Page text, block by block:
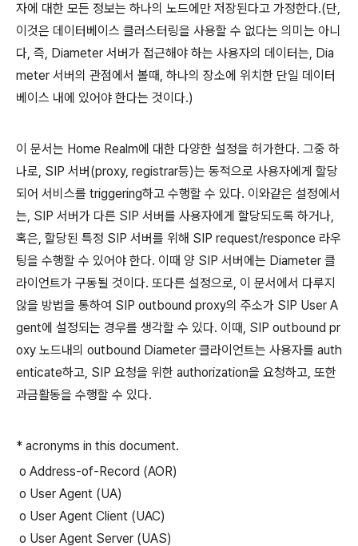
자에 대한 모든 정보는 하나의 노드에만 저장된다고 가정한다.(단,
이것은 데이터베이스 클러스터링을 사용할 수 없다는 의미는 아니
다, 즉, Diameter 서버가 접근해야 하는 사용자의 데이터는, Dia
meter 서버의 관점에서 볼때, 하나의 장소에 위치한 단일 데이터
베이스 내에 있어야 한다는 것이다.)
이 문서는 Home Realm에 대한 다양한 설정을 허가한다. 그중 하
나로, SIP 서버(proxy, registrar등)는 동적으로 사용자에게 할당
되어 서비스를 triggering하고 수행할 수 있다. 이와같은 설정에서
는, SIP 서버가 다른 SIP 서버를 사용자에게 할당되도록 하거나,
혹은, 할당된 특정 SIP 서버를 위해 SIP request/responce 라우
팅을 수행할 수 있어야 한다. 이때 양 SIP 서버에는 Diameter 클
라이언트가 구동될 것이다. 또다른 설정으로, 이 문서에서 다루지
않을 방법을 통하여 SIP outbound proxy의 주소가 SIP User A
gent에 설정되는 경우를 생각할 수 있다. 이때, SIP outbound pr
oxy 노드내의 outbound Diameter 클라이언트는 사용자를 auth
enticate하고, SIP 요청을 위한 authorization을 요청하고, 또한
과금활동을 수행할 수 있다.
* acronyms in this document.
o Address-of-Record (AOR)
o User Agent (UA)
o User Agent Client (UAC)
o User Agent Server (UAS)